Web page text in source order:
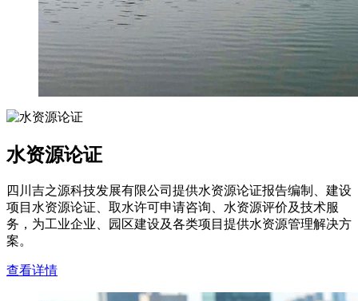
水资源论证
四川吉之源科技发展有限公司提供水资源论证报告编制、建设
项目水资源论证、取水许可申请咨询、水资源评价及技术服
务，为工业企业、园区建设及各类项目提供水资源管理解决方
案。
查看详情